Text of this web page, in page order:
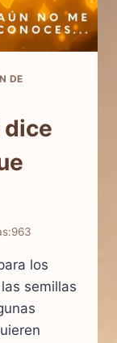
DE
dice
963
los
semillas